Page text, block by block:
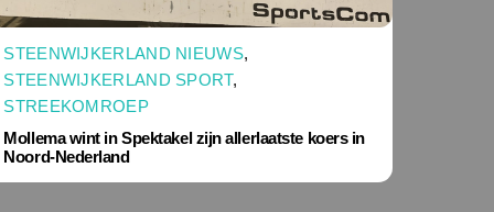
STEENWIJKERLAND NIEUWS,
STEENWIJKERLAND SPORT,
STREEKOMROEP
Mollema wint in Spektakel zijn allerlaatste koers in
Noord-Nederland